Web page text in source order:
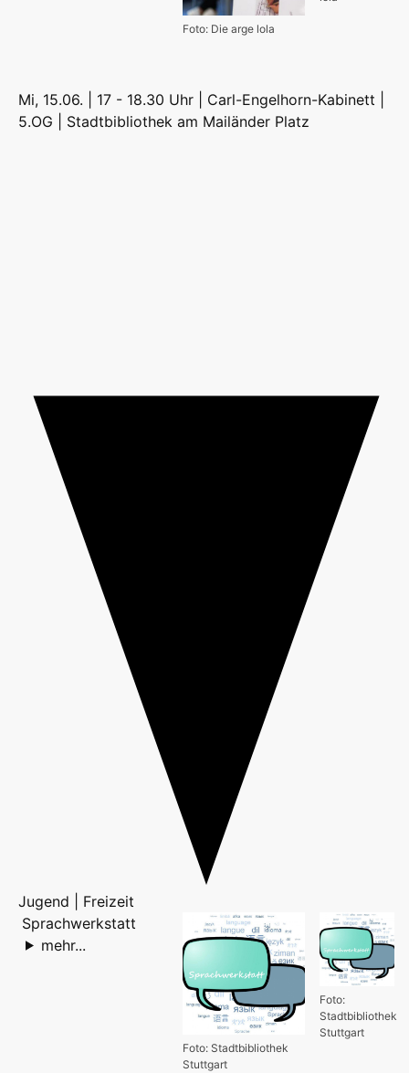
Foto: Die arge lola
Mi, 15.06. | 17 - 18.30 Uhr | Carl-Engelhorn-Kabinett |
5.OG | Stadtbibliothek am Mailänder Platz
Jugend | Freizeit
Foto:
Stadtbibliothek
Stuttgart
Foto: Stadtbibliothek
Stuttgart
Sprachwerkstatt
mehr...